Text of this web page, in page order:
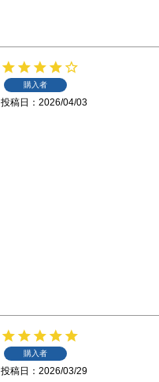
購入者
投稿日 2026/04/03
購入者
投稿日 2026/03/29